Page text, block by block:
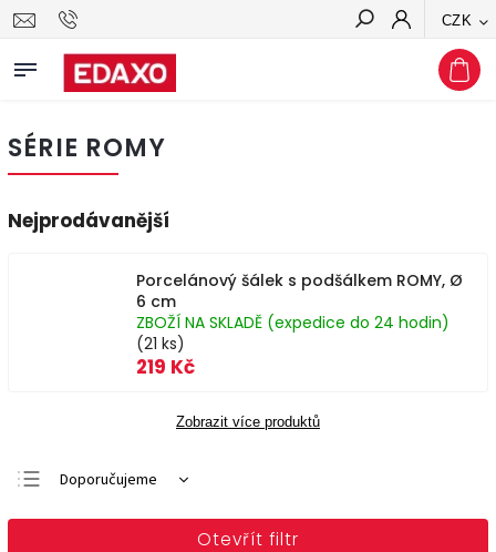
CZK
Hledat
SÉRIE ROMY
Nejprodávanější
Porcelánový šálek s podšálkem ROMY, Ø
6 cm
ZBOŽÍ NA SKLADĚ (expedice do 24 hodin)
(21 ks)
219 Kč
Zobrazit více produktů
Doporučujeme
Nejlevnější
Otevřít filtr